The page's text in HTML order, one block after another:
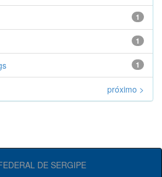
1
1
1
próximo >
DE SERGIPE